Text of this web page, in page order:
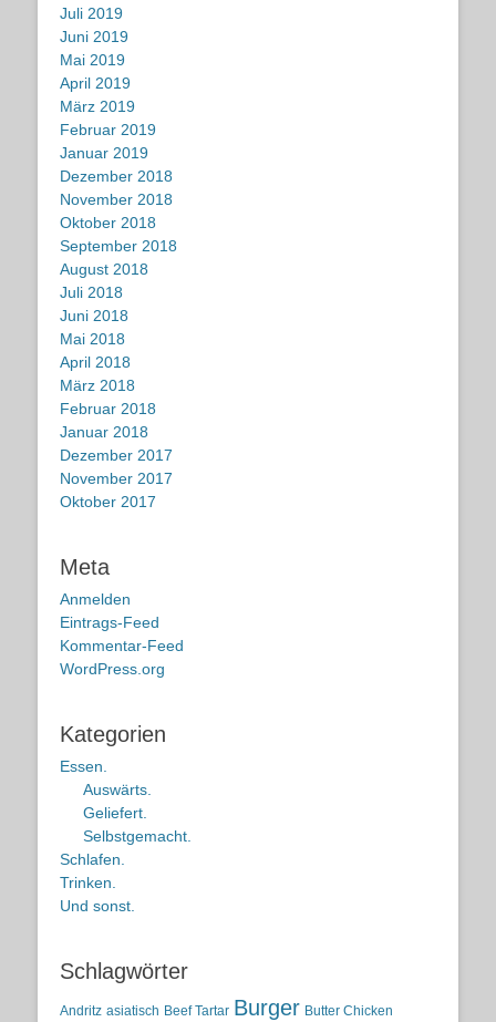
Juli 2019
Juni 2019
Mai 2019
April 2019
März 2019
Februar 2019
Januar 2019
Dezember 2018
November 2018
Oktober 2018
September 2018
August 2018
Juli 2018
Juni 2018
Mai 2018
April 2018
März 2018
Februar 2018
Januar 2018
Dezember 2017
November 2017
Oktober 2017
Meta
Anmelden
Eintrags-Feed
Kommentar-Feed
WordPress.org
Kategorien
Essen.
Auswärts.
Geliefert.
Selbstgemacht.
Schlafen.
Trinken.
Und sonst.
Schlagwörter
Andritz asiatisch Beef Tartar Burger Butter Chicken